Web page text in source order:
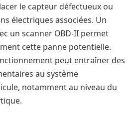
le capteur défectueux ou
électriques associées. Un
un scanner OBD-II permet
cette panne potentielle.
peut entraîner des
au système
notamment au niveau du